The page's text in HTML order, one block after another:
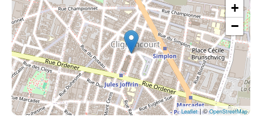
+
−
Leaflet| ©OpenStreetMap